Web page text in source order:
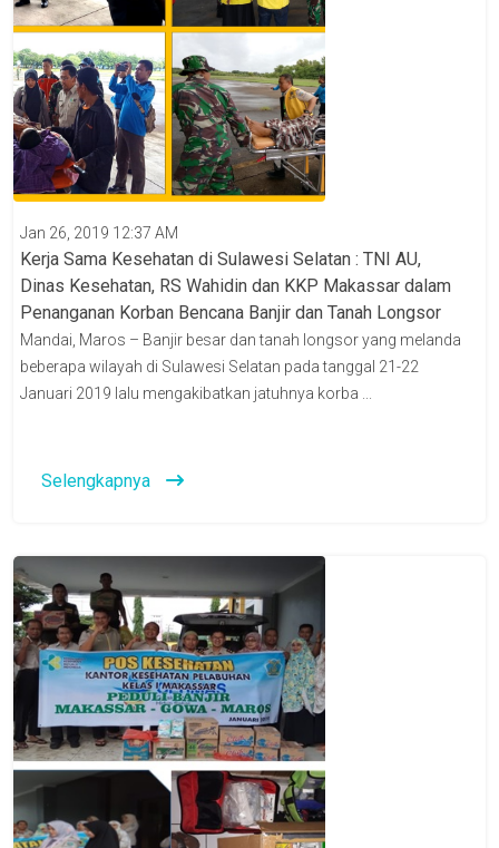
Jan 26, 2019 12:37 AM
Kerja Sama Kesehatan di Sulawesi Selatan : TNI AU,
Dinas Kesehatan, RS Wahidin dan KKP Makassar dalam
Penanganan Korban Bencana Banjir dan Tanah Longsor
Mandai, Maros – Banjir besar dan tanah longsor yang melanda
beberapa wilayah di Sulawesi Selatan pada tanggal 21-22
Januari 2019 lalu mengakibatkan jatuhnya korba ...
Selengkapnya